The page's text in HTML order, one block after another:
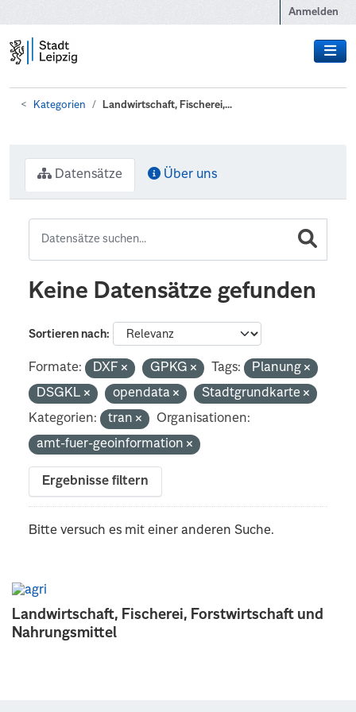
Anmelden
Kategorien Landwirtschaft, Fischerei,...
Landwirtschaft, Fischerei, Forstwirtschaft und
Nahrungsmittel
Datensätze Über uns
Keine Datensätze gefunden
Sortieren nach
Formate: DXF GPKG Tags:
Planung
DSGKL
opendata
Stadtgrundkarte
Kategorien:
tran
Organisationen:
amt-fuer-geoinformation
Ergebnisse filtern
Bitte versuch es mit einer anderen Suche.